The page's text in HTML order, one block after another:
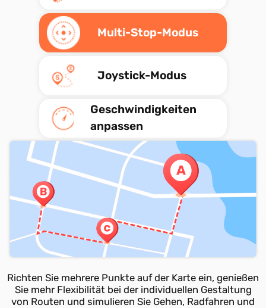
Multi-Stop-Modus
Joystick-Modus
Geschwindigkeiten
anpassen
Sie müssen keinen bestimmten Standort auswählen.
Verwenden Sie zur Steuerung des Joysticks die Maus
oder die Tastatur und genießen Sie die freie Bewegung.